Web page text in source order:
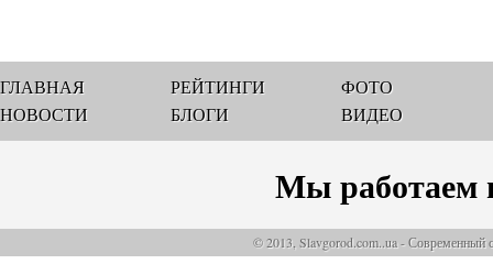
ГЛАВНАЯ
НОВОСТИ
РЕЙТИНГИ
БЛОГИ
ФОТО
ВИДЕО
Мы работаем
© 2013, Slavgorod.com..ua - Современный